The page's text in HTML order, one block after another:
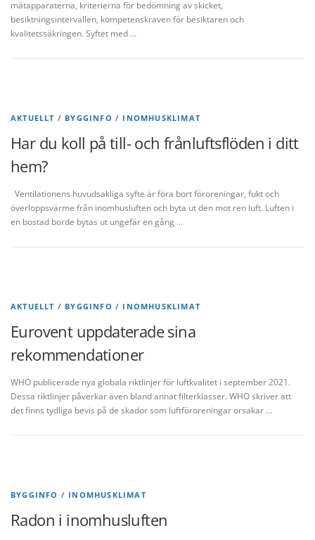
mätapparaterna, kriterierna för bedömning av skicket,
besiktningsintervallen, kompetenskraven för besiktaren och
kvalitetssäkringen. Syftet med …
AKTUELLT / BYGGINFO / INOMHUSKLIMAT
Har du koll på till- och frånluftsflöden i ditt
hem?
Ventilationens huvudsakliga syfte är föra bort föroreningar, fukt och
överloppsvärme från inomhusluften och byta ut den mot ren luft. Luften i
en bostad borde bytas ut ungefär en gång …
AKTUELLT / BYGGINFO / INOMHUSKLIMAT
Eurovent uppdaterade sina
rekommendationer
WHO publicerade nya globala riktlinjer för luftkvalitet i september 2021.
Dessa riktlinjer påverkar även bland annat filterklasser. WHO skriver att
det finns tydliga bevis på de skador som luftföroreningar orsakar …
BYGGINFO / INOMHUSKLIMAT
Radon i inomhusluften